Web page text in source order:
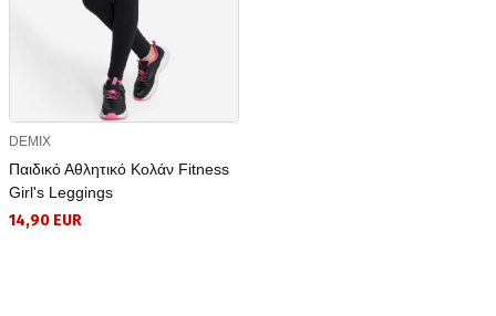
DEMIX
Παιδικό Αθλητικό Κολάν Fitness
Girl's Leggings
14,90 EUR